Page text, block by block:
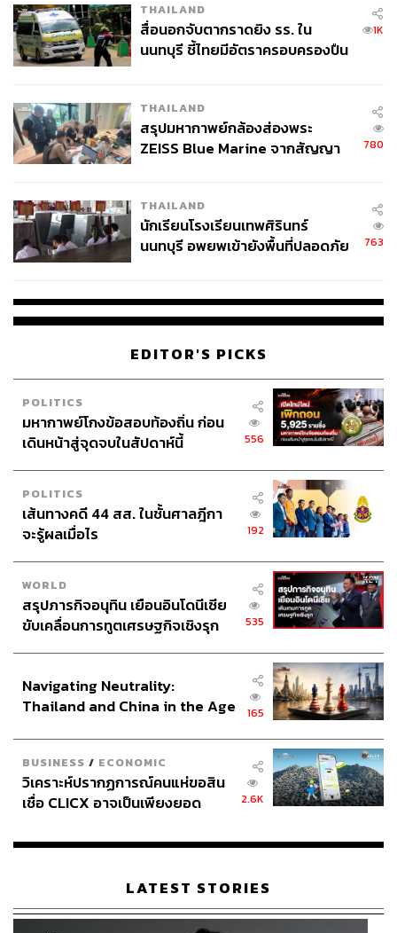
ประธานและประธานบริหาร และกรรมการบริษัท ชีวาศรม
อินเตอร์เนชั่นแนล เฮลท์ รีสอร์ท ตามลำดับ ได้ในเวที MAIN
STAGE ของงาน The Secret Sauce Summit 2025: Unleash
the Business Beast เทศกาลธุรกิจสำหรับผู้ประกอบการที่
และผู้เชี่ยวชาญชั้นนำ รวมคนระดับแถวหน้าของไทยที่กล้า
คิด กล้าเปลี่ยน และสร้างสิ่งใหม่
การขนาดใหญ่ เราไม่อยากให้พลาดงานนี้ เพราะทุกเวทีคัด
สรรมาแล้วให้คุณ!
โปรโมชั่นพิเศษ ซื้อ 2 แถม 1 เหลือเพียงใบละ 2,660.- เท่านั้น
ด่วน! จำนวนจำกัดซื้อบัตรได้ที่ https://bit.ly/tsss25PA13SMS
พบกันวันที่ 16-17 September 2025 | UOB LIVE 6 Floor,
EMSPHERE
ภาพ:Chiva-Som
ABOUT THE AUTHOR
พลอยจันทร์ สุขคง
THAILAND
สื่อนอกจับตากราดยิง รร. ใน
นนทบุรี ชี้ไทยมีอัตราครอบครองปืน
1K
THAILAND
สรุปมหากาพย์กล้องส่องพระ
ZEISS Blue Marine จากสัญญา
จ่ายหนี้-แอบระบุแบรนด์
780
THAILAND
นักเรียนโรงเรียนเทพศิรินทร์
นนทบุรี อพยพเข้ายังพื้นที่ปลอดภัย
763
EDITOR'S PICKS
POLITICS
มหากาพย์โกงข้อสอบท้องถิ่น ก่อน
เดินหน้าสู่จุดจบในสัปดาห์นี้
556
POLITICS
เส้นทางคดี 44 สส. ในชั้นศาลฎีกา
จะรู้ผลเมื่อไร
192
WORLD
สรุปภารกิจอนุทิน เยือนอินโดนีเซีย
ขับเคลื่อนการทูตเศรษฐกิจเชิงรุก
535
Navigating Neutrality:
Thailand and China in the Age
165
BUSINESS / ECONOMIC
วิเคราะห์ปรากฏการณ์คนแห่ขอสิน
เชื่อ CLICX อาจเป็นเพียงยอด
เรือนไทยที่ถูกซุกไว้
2.6K
LATEST STORIES